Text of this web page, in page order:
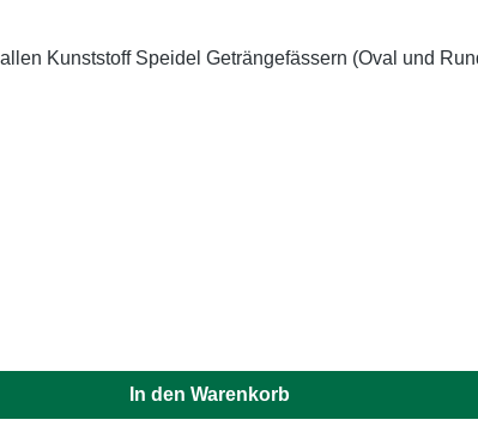
Kunststoff Speidel Geträngefässern (Oval und
In den Warenkorb